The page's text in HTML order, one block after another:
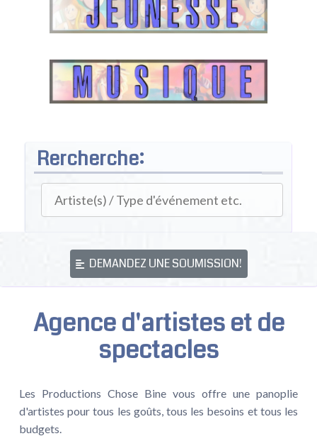
Rercherche:
DEMANDEZ UNE SOUMISSION!
Agence d'artistes et de
spectacles
Les Productions Chose Bine vous offre une panoplie
d'artistes pour tous les goûts, tous les besoins et tous les
budgets.